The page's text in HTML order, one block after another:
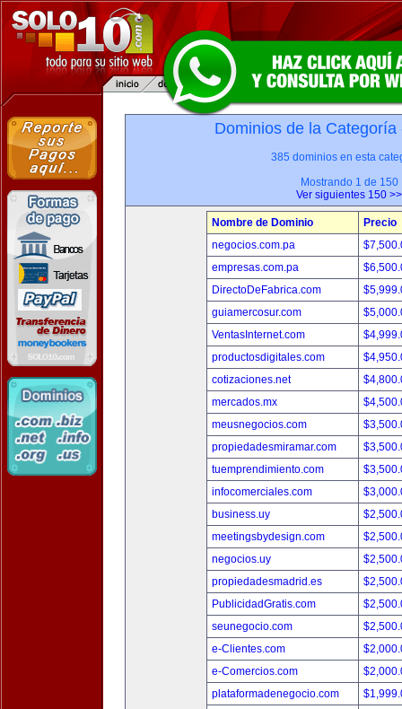
Dominios de la
385 dominios en esta
Mostrando 1 de 150
Ver siguientes 150 >>
Nombre de Dominio
Precio
negocios.com.pa
empresas.com.pa
DirectoDeFabrica.com
guiamercosur.com
VentasInternet.com
productosdigitales.com
cotizaciones.net
mercados.mx
meusnegocios.com
propiedadesmiramar.com
tuemprendimiento.com
infocomerciales.com
business.uy
meetingsbydesign.com
negocios.uy
propiedadesmadrid.es
PublicidadGratis.com
seunegocio.com
e-Clientes.com
e-Comercios.com
plataformadenegocio.com